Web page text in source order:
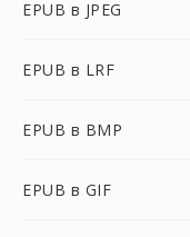
EPUB в JPEG
EPUB в LRF
EPUB в BMP
EPUB в GIF